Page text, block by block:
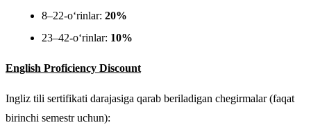
8–22-o‘rinlar: 20%
23–42-o‘rinlar: 10%
English Proficiency Discount
Ingliz tili sertifikati darajasiga qarab beriladigan chegirmalar (faqat
birinchi semestr uchun):